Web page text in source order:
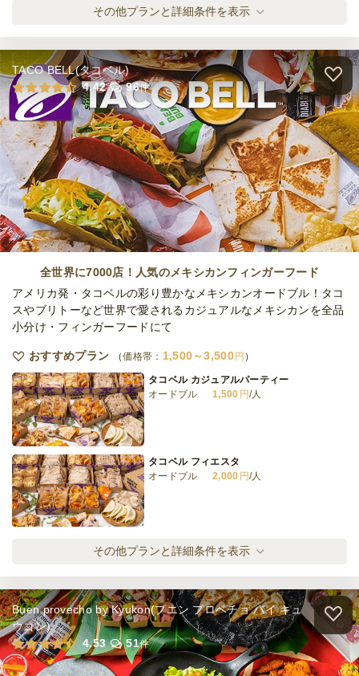
チキンビリヤニ入り エリックサウス・プレ
ミアム
全てのプランを見る（3件）
オードブル
締切
4日前12時
最低ご注文金額 30,000円
その他プランと詳細条件を表示
TACO BELL(タコベル)
4.42
96件
全世界に7000店！人気のメキシカンフィンガーフード
アメリカ発・タコベルの彩り豊かなメキシカンオードブル！タコ
スやブリトーなど世界で愛されるカジュアルなメキシカンを全品
小分け・フィンガーフードにて
おすすめプラン 価格帯： 1,500～3,500 円
タコベル カジュアルパーティー
オードブル
1,500 円/人
タコベル フィエスタ
オードブル
2,000 円/人
タコベル デラックスパーティー
オードブル
2,300円/人
タコベル ロイヤルパーティー
オードブル
3,500円/人
その他プランと詳細条件を表示
Buen provecho by Kyukon(プエン プロベチョ バイ キュ
ウコン)
4.53
51件